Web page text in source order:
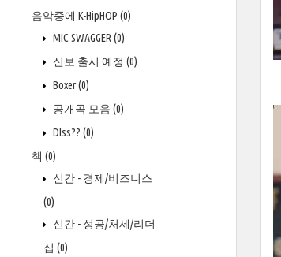
음악중에 K-HipHOP (0)
MIC SWAGGER (0)
신보 출시 예정 (0)
Boxer(0)
공개곡 모음 (0)
DIss?? (0)
책 (0)
신간 - 경제/비즈니스
(0)
신간 - 성공/처세/리더
십 (0)